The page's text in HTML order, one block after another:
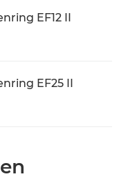
EF12 II
EF25 II